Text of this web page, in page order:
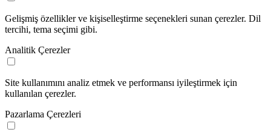
Gelişmiş özellikler ve kişiselleştirme seçenekleri sunan çerezler. Dil
tercihi, tema seçimi gibi.
Analitik Çerezler
Site kullanımını analiz etmek ve performansı iyileştirmek için
kullanılan çerezler.
Pazarlama Çerezleri